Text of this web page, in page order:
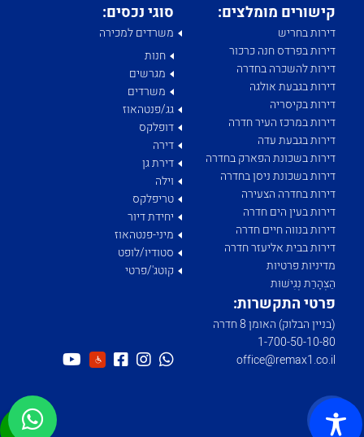
קישורים מומלצים:
דירות בחריש
דירות בפרדס חנה כרכור
דירות להשכרה בחדרה
דירות בגבעת אולגה
דירות בקיסריה
דירות במרכז העיר חדרה
דירות בגבעת עדה
דירות בשכונת הפארק בחדרה
דירות בשכונת ניסן בחדרה
דירות בחדרה הצעירה
דירות בעין הים חדרה
דירות בנווה חיים חדרה
דירות בבית אליעזר חדרה
מדיניות פרטיות
הַצְהָרַת נְגִישׁוּת
סוגי נכסים:
משרדים למכירה
חנות
מגרשים
משרדים
גג/פנטהאוז
דופלקס
דירה
דירת גן
וילה
טריפלקס
יחידת דיור
מיני-פנטהאוז
סטודיו/לופט
קוטג'/פרטי
פרטי התקשרות:
(בניין הבלוק) האומן 8 חדרה
1­-700­-50-­10-­80
office@remax1.co.il